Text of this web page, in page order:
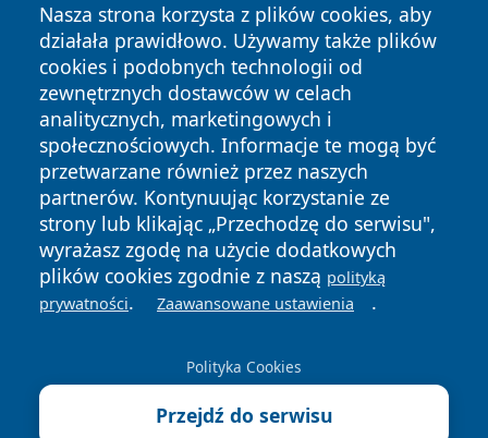
Nasza strona korzysta z plików cookies, aby
działała prawidłowo. Używamy także plików
cookies i podobnych technologii od
zewnętrznych dostawców w celach
analitycznych, marketingowych i
społecznościowych. Informacje te mogą być
przetwarzane również przez naszych
partnerów. Kontynuując korzystanie ze
strony lub klikając „Przechodzę do serwisu",
wyrażasz zgodę na użycie dodatkowych
plików cookies zgodnie z naszą polityką
prywatności. Zaawansowane ustawienia .
Polityka Cookies
Przejdź do serwisu
Copyright © 2026 naszkedzierzyn.pl Wszystkie prawa
zastrzeżone.
News Autorzy
Polityka
Prywatności
Polityka
Cookies